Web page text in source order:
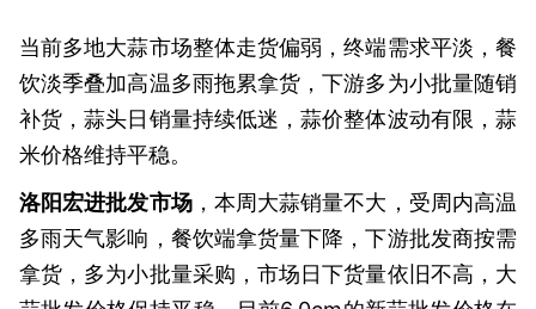
当前多地大蒜市场整体走货偏弱，终端需求平淡，餐
饮淡季叠加高温多雨拖累拿货，下游多为小批量随销
补货，蒜头日销量持续低迷，蒜价整体波动有限，蒜
米价格维持平稳。
洛阳宏进批发市场，本周大蒜销量不大，受周内高温
多雨天气影响，餐饮端拿货量下降，下游批发商按需
拿货，多为小批量采购，市场日下货量依旧不高，大